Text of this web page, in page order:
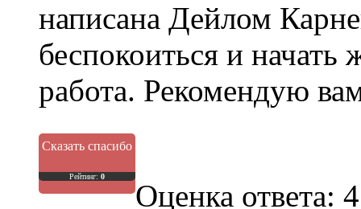
написана Дейлом
беспокоиться и
работа. Рекомендую
Сказать спасибо
Рейтинг: 0
Оценка ответа: